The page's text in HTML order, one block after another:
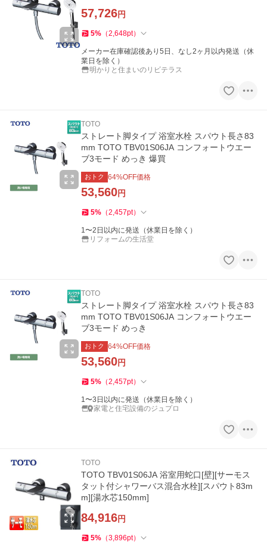
57,726円
5% （2,648pt）
メーカー在庫確認後あり5日、なし2ヶ月以内発送（休
業日を除く）
明かりと住まいのリビテラス
TOTO
ストレート脚タイプ 浴室水栓 スパウト長さ83
mm TOTO TBV01S06JA コンフォートウエー
ブ3モード めっき 爆買
おトク 64%OFF価格
53,560円
5% （2,457pt）
1〜2日以内に発送（休業日を除く）
リフォームの生活堂
TOTO
ストレート脚タイプ 浴室水栓 スパウト長さ83
mm TOTO TBV01S06JA コンフォートウエー
ブ3モード めっき
おトク 64%OFF価格
53,560円
5% （2,457pt）
1〜3日以内に発送（休業日を除く）
家電と住宅設備のジュプロ
TOTO
TOTO TBV01S06JA 浴室用蛇口[壁][サーモス
タット付シャワーバス混合水栓][スパウト83m
m][湯水芯150mm]
84,916円
5% （3,896pt）